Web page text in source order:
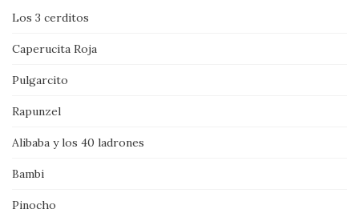
Los 3 cerditos
Caperucita Roja
Pulgarcito
Rapunzel
Alibaba y los 40 ladrones
Bambi
Pinocho